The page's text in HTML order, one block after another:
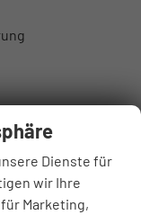
Dienste für
wir Ihre
Marketing,